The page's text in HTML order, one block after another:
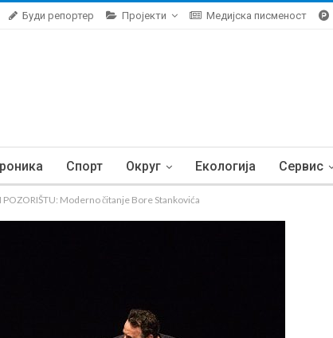
Буди репортер Пројекти Медијска писменост
Спорт Округ Екологија Сервис
POZORIŠTU: Moderno čitanje Bore Stankovića